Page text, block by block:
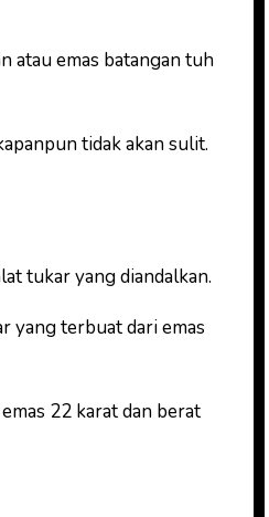
atau emas batangan tuh
tidak akan sulit.
tukar yang diandalkan.
yang terbuat dari emas
22 karat dan berat